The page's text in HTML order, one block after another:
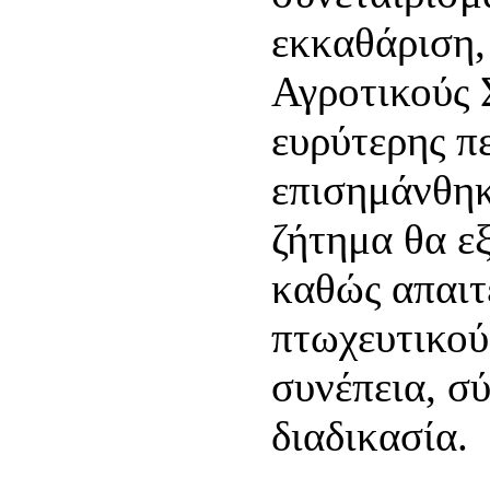
Αγροτικούς
ευρύτερης
ζήτημα θα
καθώς
συνέπεια,
διαδικασία.